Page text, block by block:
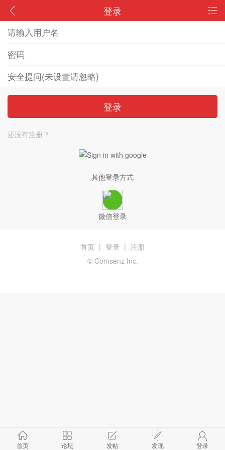
登录
登录
还没有注册？
其他登录方式
微信登录
首页 论坛 发帖 发现 登录
首页 | 登录 | 注册
© Comsenz Inc.